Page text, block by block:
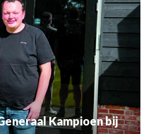
Kampioen bij